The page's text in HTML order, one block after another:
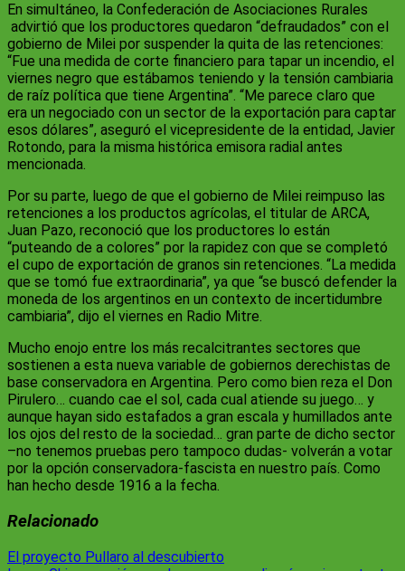
En simultáneo, la Confederación de Asociaciones Rurales
advirtió que los productores quedaron “defraudados” con el
gobierno de Milei por suspender la quita de las retenciones:
“Fue una medida de corte financiero para tapar un incendio, el
viernes negro que estábamos teniendo y la tensión cambiaria
de raíz política que tiene Argentina”. “Me parece claro que
era un negociado con un sector de la exportación para captar
esos dólares”, aseguró el vicepresidente de la entidad, Javier
Rotondo, para la misma histórica emisora radial antes
mencionada.
Por su parte, luego de que el gobierno de Milei reimpuso las
retenciones a los productos agrícolas, el titular de ARCA,
Juan Pazo, reconoció que los productores lo están
“puteando de a colores” por la rapidez con que se completó
el cupo de exportación de granos sin retenciones. “La medida
que se tomó fue extraordinaria”, ya que “se buscó defender la
moneda de los argentinos en un contexto de incertidumbre
cambiaria”, dijo el viernes en Radio Mitre.
Mucho enojo entre los más recalcitrantes sectores que
sostienen a esta nueva variable de gobiernos derechistas de
base conservadora en Argentina. Pero como bien reza el Don
Pirulero… cuando cae el sol, cada cual atiende su juego… y
aunque hayan sido estafados a gran escala y humillados ante
los ojos del resto de la sociedad… gran parte de dicho sector
–no tenemos pruebas pero tampoco dudas- volverán a votar
por la opción conservadora-fascista en nuestro país. Como
han hecho desde 1916 a la fecha.
Relacionado
Navegación
El proyecto Pullaro al descubierto